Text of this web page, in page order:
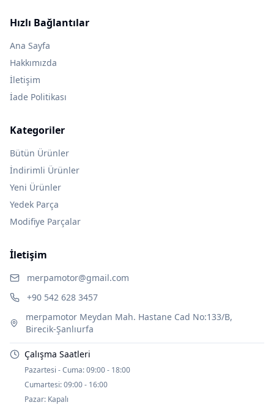
Hızlı Bağlantılar
Ana Sayfa
Hakkımızda
İletişim
İade Politikası
Kategoriler
Bütün Ürünler
İndirimli Ürünler
Yeni Ürünler
Yedek Parça
Modifiye Parçalar
İletişim
merpamotor@gmail.com
+90 542 628 3457
merpamotor Meydan Mah. Hastane Cad No:133/B,
Birecik-Şanlıurfa
Çalışma Saatleri
Pazartesi - Cuma:09:00 - 18:00
Cumartesi:09:00 - 16:00
Pazar: Kapalı